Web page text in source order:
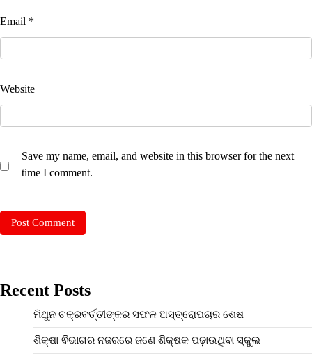
Email *
Website
Save my name, email, and website in this browser for the next
time I comment.
Recent Posts
ମିଥୁନ ଚକ୍ରବର୍ତ୍ତୀଙ୍କର ସଫଳ ଅସ୍ତ୍ରୋପଚାର ଶେଷ
ଶିକ୍ଷା ଵିଭାଗର ନଜରରେ ଜଣେ ଶିକ୍ଷକ ପଢ଼ାଉଥିବା ସ୍କୁଲ